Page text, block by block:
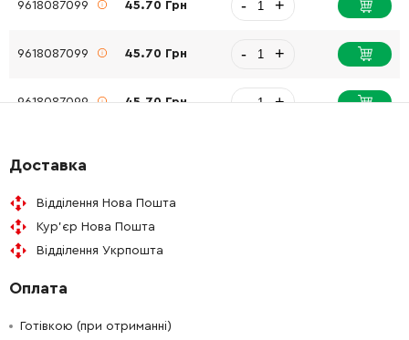
9618087099 45.70 Грн - +
9618087099 45.70 Грн - +
9618087099 45.70 Грн - +
9618086615 45.70 Грн
F000600217 26.88 Грн
F000600217
Доставка
Відділення Нова Пошта
Кур'єр Нова Пошта
Відділення Укрпошта
Оплата
Готівкою (при отриманні)